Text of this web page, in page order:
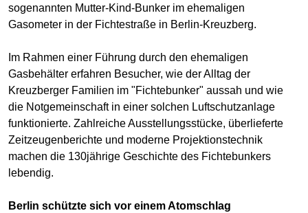
sogenannten Mutter-Kind-Bunker im ehemaligen
Gasometer in der Fichtestraße in Berlin-Kreuzberg.
Im Rahmen einer Führung durch den ehemaligen
Gasbehälter erfahren Besucher, wie der Alltag der
Kreuzberger Familien im "Fichtebunker" aussah und wie
die Notgemeinschaft in einer solchen Luftschutzanlage
funktionierte. Zahlreiche Ausstellungsstücke, überlieferte
Zeitzeugenberichte und moderne Projektionstechnik
machen die 130jährige Geschichte des Fichtebunkers
lebendig.
Berlin schützte sich vor einem Atomschlag